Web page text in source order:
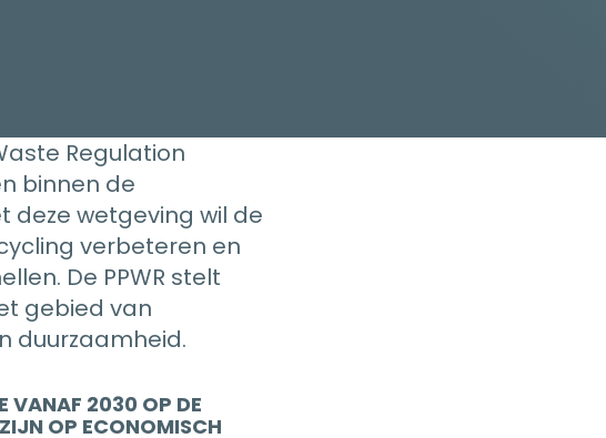
Regulation
binnen de
deze wetgeving wil de
verbeteren en
De PPWR stelt
gebied van
duurzaamheid.
VANAF 2030 OP DE
OP ECONOMISCH